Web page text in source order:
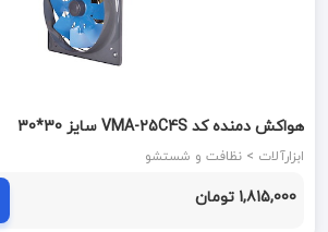
هواکش دمنده کد VMA-25C4S سایز 30*30
ابزارآلات > نظافت و شستشو
1,815,000 تومان